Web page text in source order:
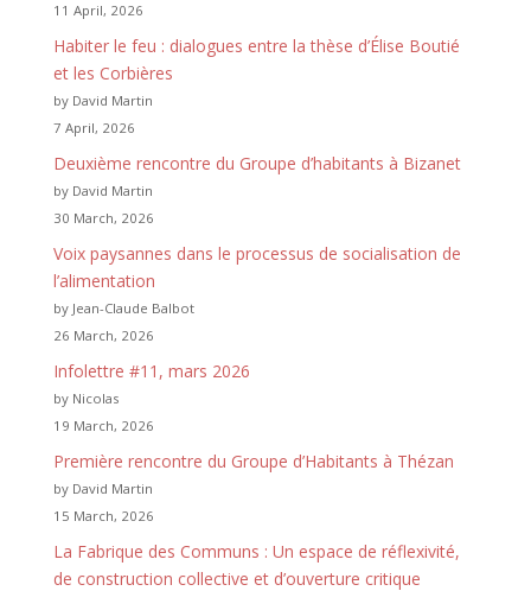
11 April, 2026
Habiter le feu : dialogues entre la thèse d’Élise Boutié
et les Corbières
by David Martin
7 April, 2026
Deuxième rencontre du Groupe d’habitants à Bizanet
by David Martin
30 March, 2026
Voix paysannes dans le processus de socialisation de
l’alimentation
by Jean-Claude Balbot
26 March, 2026
Infolettre #11, mars 2026
by Nicolas
19 March, 2026
Première rencontre du Groupe d’Habitants à Thézan
by David Martin
15 March, 2026
La Fabrique des Communs : Un espace de réflexivité,
de construction collective et d’ouverture critique